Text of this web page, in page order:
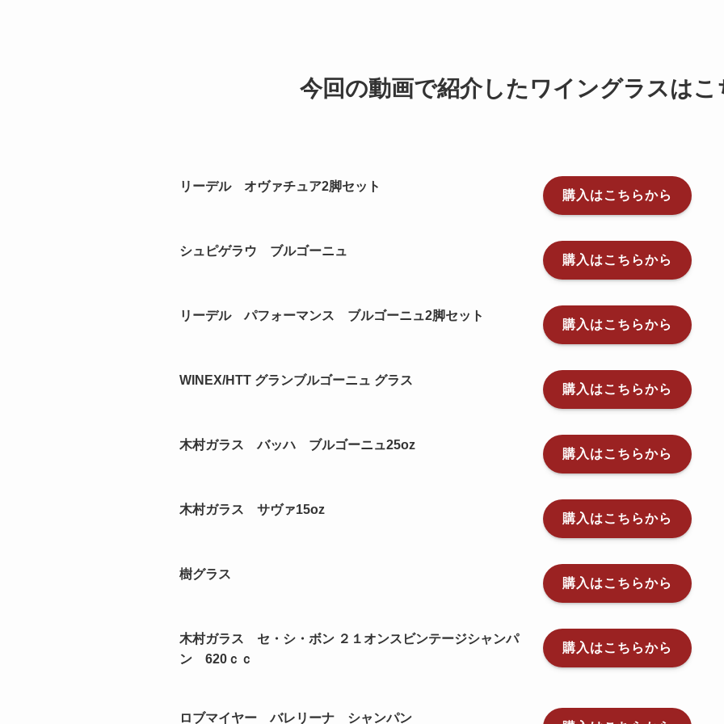
今回の動画で紹介したワイングラスはこ
リーデル オヴァチュア2脚セット
購入はこちらから
シュピゲラウ ブルゴーニュ
購入はこちらから
リーデル パフォーマンス ブルゴーニュ2脚セット
購入はこちらから
WINEX/HTT グランブルゴーニュ グラス
購入はこちらから
木村ガラス バッハ ブルゴーニュ25oz
購入はこちらから
木村ガラス サヴァ15oz
購入はこちらから
樹グラス
購入はこちらから
木村ガラス セ・シ・ボン ２１オンスビンテージシャンパ
ン 620ｃｃ
購入はこちらから
ロブマイヤー バレリーナ シャンパン